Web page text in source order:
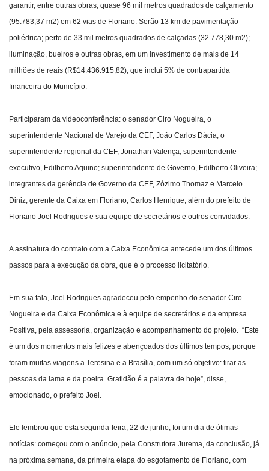
garantir, entre outras obras, quase 96 mil metros quadrados de calçamento
(95.783,37 m2) em 62 vias de Floriano. Serão 13 km de pavimentação
poliédrica; perto de 33 mil metros quadrados de calçadas (32.778,30 m2);
iluminação, bueiros e outras obras, em um investimento de mais de 14
milhões de reais (R$14.436.915,82), que inclui 5% de contrapartida
financeira do Município.
Participaram da videoconferência: o senador Ciro Nogueira, o
superintendente Nacional de Varejo da CEF, João Carlos Dácia; o
superintendente regional da CEF, Jonathan Valença; superintendente
executivo, Edilberto Aquino; superintendente de Governo, Edilberto Oliveira;
integrantes da gerência de Governo da CEF, Zózimo Thomaz e Marcelo
Diniz; gerente da Caixa em Floriano, Carlos Henrique, além do prefeito de
Floriano Joel Rodrigues e sua equipe de secretários e outros convidados.
A assinatura do contrato com a Caixa Econômica antecede um dos últimos
passos para a execução da obra, que é o processo licitatório.
Em sua fala, Joel Rodrigues agradeceu pelo empenho do senador Ciro
Nogueira e da Caixa Econômica e à equipe de secretários e da empresa
Positiva, pela assessoria, organização e acompanhamento do projeto. “Este
é um dos momentos mais felizes e abençoados dos últimos tempos, porque
foram muitas viagens a Teresina e a Brasília, com um só objetivo: tirar as
pessoas da lama e da poeira. Gratidão é a palavra de hoje”, disse,
emocionado, o prefeito Joel.
Ele lembrou que esta segunda-feira, 22 de junho, foi um dia de ótimas
notícias: começou com o anúncio, pela Construtora Jurema, da conclusão, já
na próxima semana, da primeira etapa do esgotamento de Floriano, com